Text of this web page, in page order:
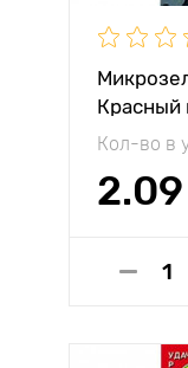
Красный
Кол-во в
2.09